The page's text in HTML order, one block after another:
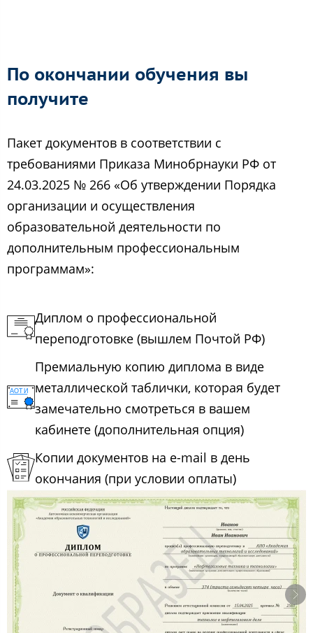
По окончании обучения вы
получите
Пакет документов в соответствии с
требованиями Приказа Минобрнауки РФ от
24.03.2025 № 266 «Об утверждении Порядка
организации и осуществления
образовательной деятельности по
дополнительным профессиональным
программам»:
Диплом о профессиональной
переподготовке (вышлем Почтой РФ)
Премиальную копию диплома в виде
металлической таблички, которая будет
замечательно смотреться в вашем
кабинете (дополнительная опция)
Копии документов на e-mail в день
окончания (при условии оплаты)